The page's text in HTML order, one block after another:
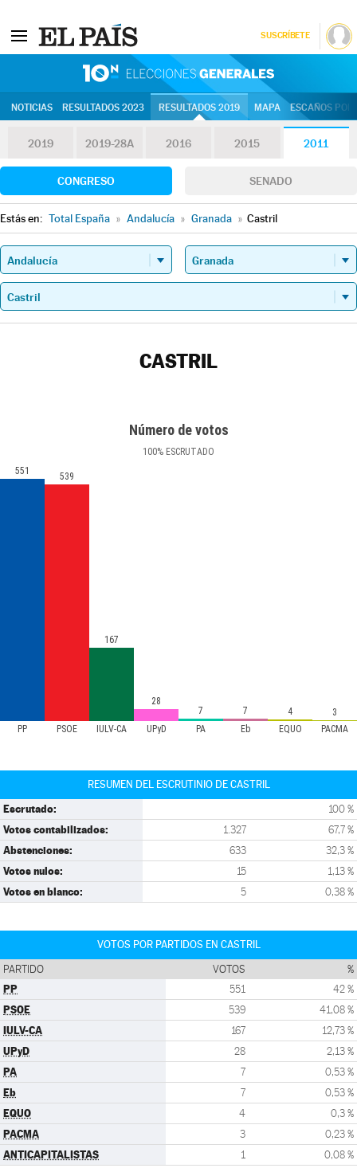
SUSCRÍBETE
NOTICIAS RESULTADOS 2023 RESULTADOS 2019 MAPA ESCAÑOS
2019 2019-28A 2016 2015 2011
CONGRESO SENADO
Estás en: Total España » Andalucía » Granada » Castril
CASTRIL
Número de votos
100% ESCRUTADO
PP PSOE IULV-CA UPyD PA Eb EQUO PACMA
551 539
167
28
7
7 4 3
RESUMEN DEL ESCRUTINIO DE CASTRIL
Escrutado: 100 %
Votos contabilizados: 1.327 67,7 %
Abstenciones: 633 32,3 %
Votos nulos: 15 1,13 %
Votos en blanco: 5 0,38 %
VOTOS POR PARTIDOS EN CASTRIL
PARTIDO VOTOS %
PP 551 42 %
PSOE 539 41,08 %
IULV-CA 167 12,73 %
UPyD 28 2,13 %
PA 7 0,53 %
Eb 7 0,53 %
EQUO 4 0,3 %
PACMA 3 0,23 %
ANTICAPITALISTAS 1 0,08 %